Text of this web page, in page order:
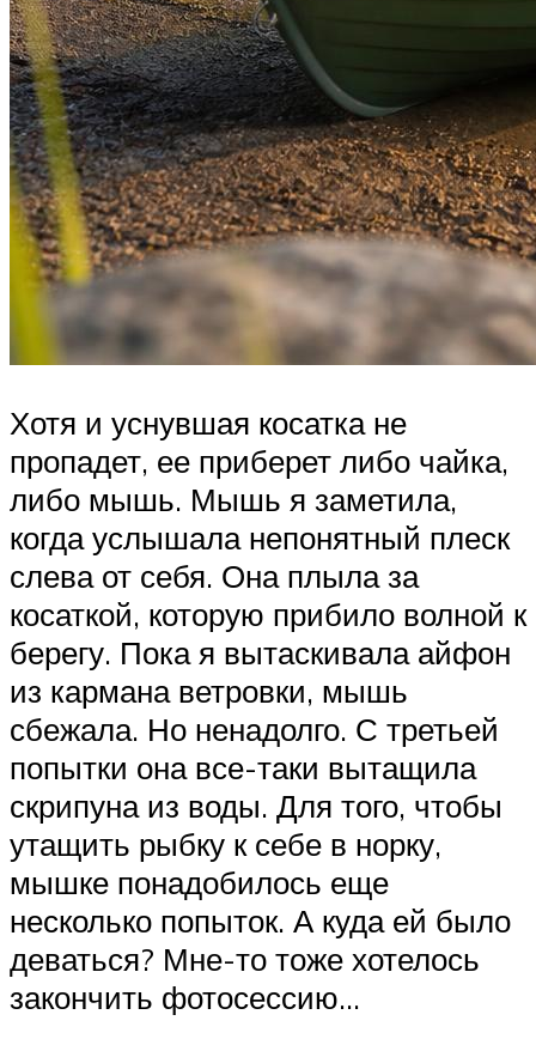
Хотя и уснувшая косатка не
пропадет, ее приберет либо чайка,
либо мышь. Мышь я заметила,
когда услышала непонятный плеск
слева от себя. Она плыла за
косаткой, которую прибило волной к
берегу. Пока я вытаскивала айфон
из кармана ветровки, мышь
сбежала. Но ненадолго. С третьей
попытки она все-таки вытащила
скрипуна из воды. Для того, чтобы
утащить рыбку к себе в норку,
мышке понадобилось еще
несколько попыток. А куда ей было
деваться? Мне-то тоже хотелось
закончить фотосессию…